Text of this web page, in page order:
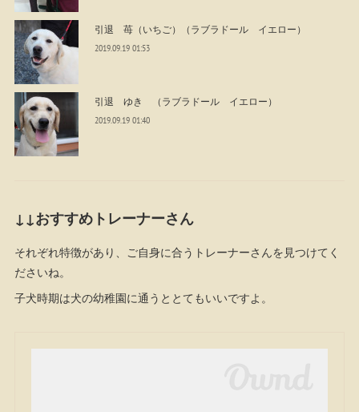
引退 苺（いちご）（ラブラドール イエロー）
2019.09.19 01:53
引退 ゆき （ラブラドール イエロー）
2019.09.19 01:40
↓↓おすすめトレーナーさん
それぞれ特徴があり、ご自身に合うトレーナーさんを見つけてく
ださいね。
子犬時期は犬の幼稚園に通うととてもいいですよ。